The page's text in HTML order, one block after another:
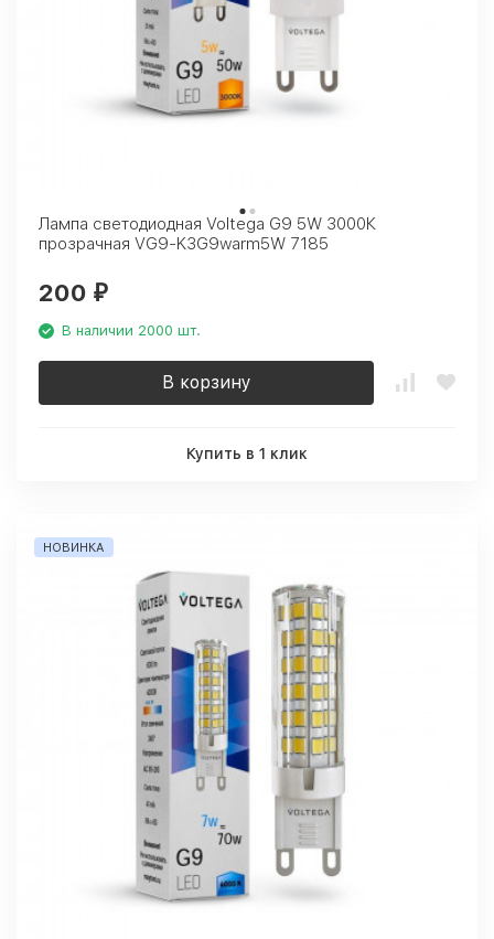
Лампа светодиодная Voltega G9 5W 3000К
прозрачная VG9-K3G9warm5W 7185
200 ₽
В наличии 2000 шт.
В корзину
Купить в 1 клик
НОВИНКА